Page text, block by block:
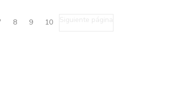
PC GAMER 12MSI
PC DISEÑO Y EDICION
8 9 10 Siguiente página